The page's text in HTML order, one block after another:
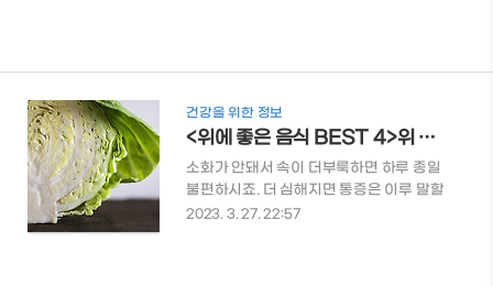
건강을 위한 정보
<위에 좋은 음식 BEST 4>위 건강과 다이어트에 좋은 음식 한번에 알아보기
소화가 안돼서 속이 더부룩하면 하루 종일
불편하시죠. 더 심해지면 통증은 이루 말할
수 없는데요. 속도 편해지면서 다이어트에
2023. 3. 27. 22:57